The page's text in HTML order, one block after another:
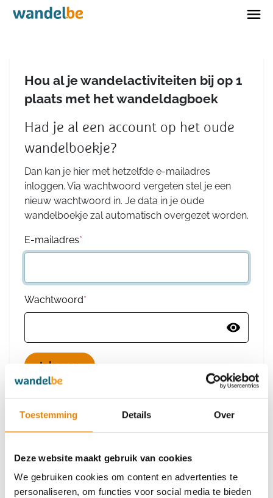
Toestemming Details Over
Deze website maakt gebruik van cookies
We gebruiken cookies om content en advertenties te
personaliseren, om functies voor social media te bieden
Home
Hou al je wandelactiviteiten bij op 1
plaats met het wandeldagboek
Had je al een account op het oude
wandelboekje?
Dan kan je hier met hetzelfde e-mailadres
inloggen. Via wachtwoord vergeten stel je een
nieuw wachtwoord in. Je data in je oude
wandelboekje zal automatisch overgezet worden.
E-mailadres*
Wachtwoord*
Heb je nog geen account?
Maak dan een nieuw account aan